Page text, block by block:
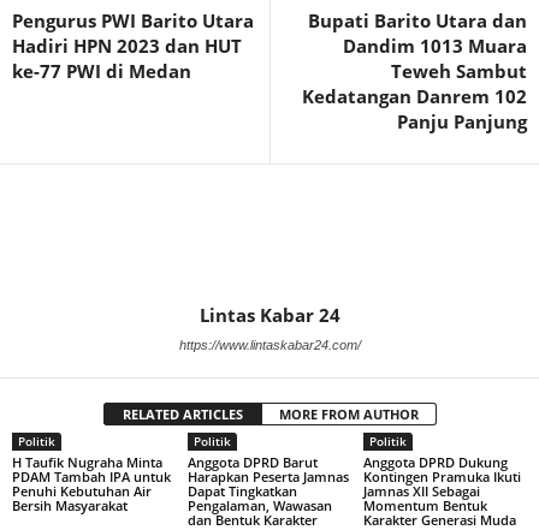
Pengurus PWI Barito Utara
Hadiri HPN 2023 dan HUT
ke-77 PWI di Medan
Bupati Barito Utara dan
Dandim 1013 Muara
Teweh Sambut
Kedatangan Danrem 102
Panju Panjung
Lintas Kabar 24
https://www.lintaskabar24.com/
RELATED ARTICLES MORE FROM AUTHOR
Politik
H Taufik Nugraha Minta
PDAM Tambah IPA untuk
Penuhi Kebutuhan Air
Bersih Masyarakat
Politik
Anggota DPRD Barut
Harapkan Peserta Jamnas
Dapat Tingkatkan
Pengalaman, Wawasan
dan Bentuk Karakter
Politik
Anggota DPRD Dukung
Kontingen Pramuka Ikuti
Jamnas XII Sebagai
Momentum Bentuk
Karakter Generasi Muda